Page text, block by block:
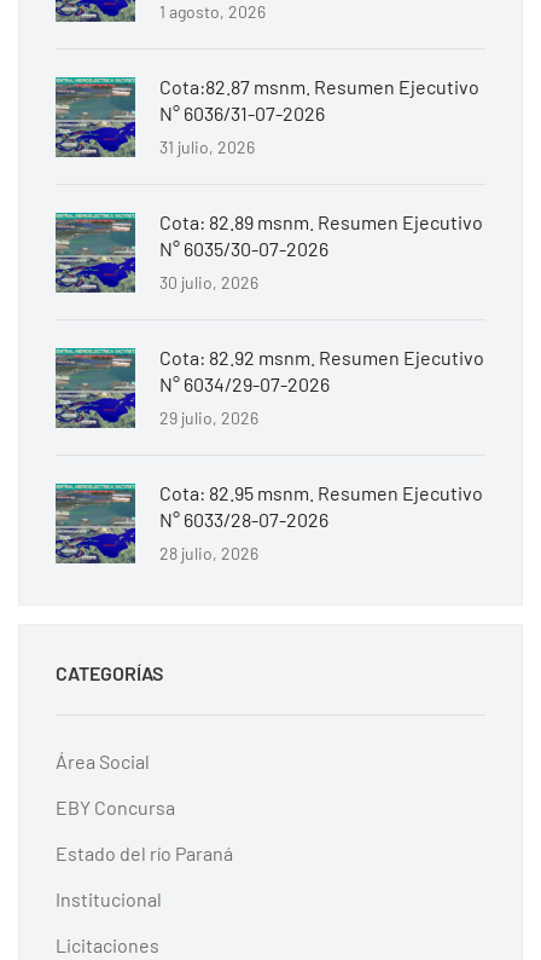
1 agosto, 2026
Cota:82.87 msnm. Resumen Ejecutivo
N° 6036/31-07-2026
31 julio, 2026
Cota: 82.89 msnm. Resumen Ejecutivo
N° 6035/30-07-2026
30 julio, 2026
Cota: 82.92 msnm. Resumen Ejecutivo
N° 6034/29-07-2026
29 julio, 2026
Cota: 82.95 msnm. Resumen Ejecutivo
N° 6033/28-07-2026
28 julio, 2026
CATEGORÍAS
Área Social
EBY Concursa
Estado del río Paraná
Institucional
Licitaciones